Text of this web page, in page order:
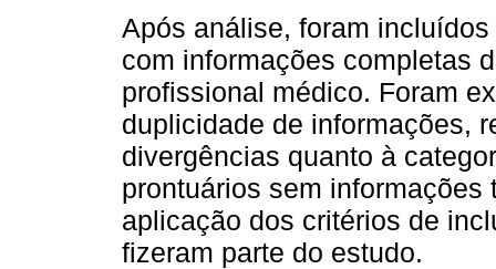
Após análise, foram
com informações completas
profissional médico. Foram
duplicidade de informações,
divergências quanto à
prontuários sem
aplicação dos critérios de
fizeram parte do estudo.